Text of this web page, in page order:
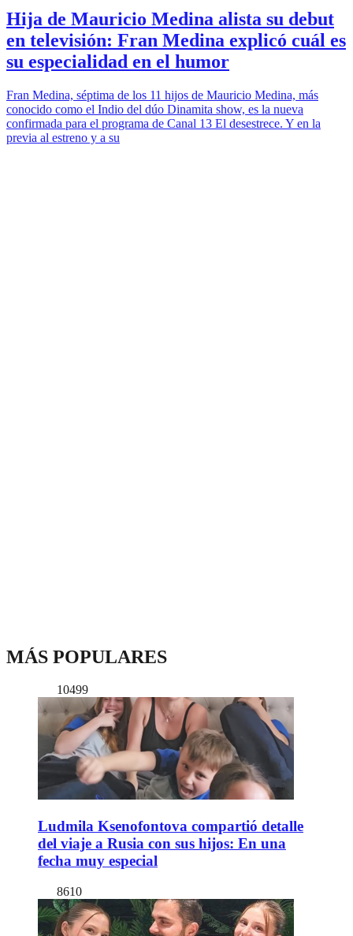
Hija de Mauricio Medina alista su debut
en televisión: Fran Medina explicó cuál es
su especialidad en el humor
Fran Medina, séptima de los 11 hijos de Mauricio Medina, más
conocido como el Indio del dúo Dinamita show, es la nueva
confirmada para el programa de Canal 13 El desestrece. Y en la
previa al estreno y a su
MÁS POPULARES
10499
Ludmila Ksenofontova compartió detalle
del viaje a Rusia con sus hijos: En una
fecha muy especial
8610